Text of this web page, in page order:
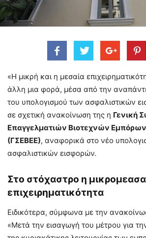
«Η μικρή και η μεσαία
άλλη μια φορά, μέσα από την
του υπολογισμού των ασφαλιστικών
σε σχετική ανακοίνωση της η Γενική
Επαγγελματιών Βιοτεχνών
(ΓΣΕΒΕΕ), αναφορικά στο νέο
ασφαλιστικών εισφορών.
Στο στόχαστρο η
επιχειρηματικότητα
Ειδικότερα, σύμφωνα με την
«Μετά την εισαγωγή του μέτρου για